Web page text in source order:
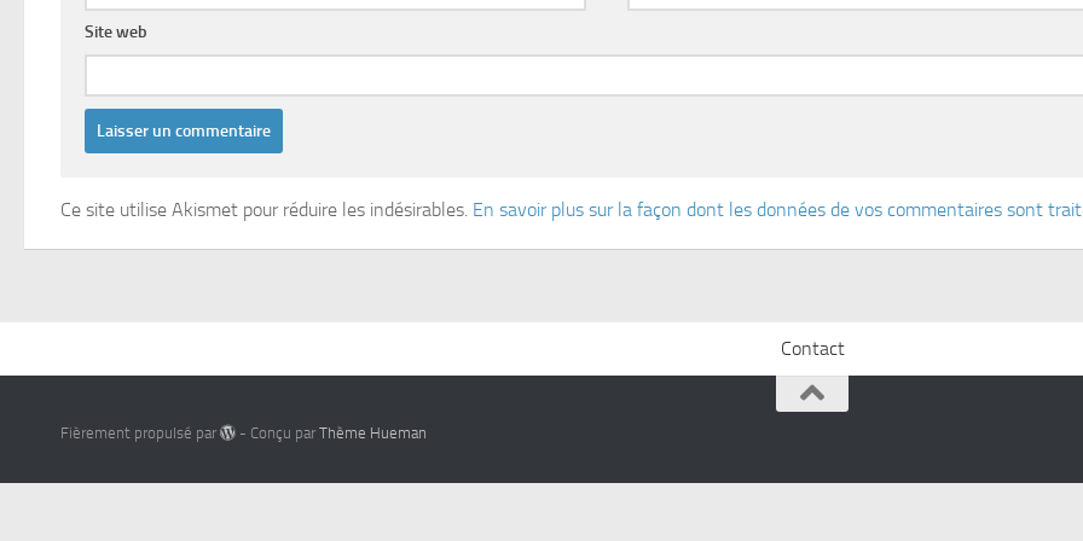
Site web
Ce site utilise Akismet pour réduire les indésirables. En savoir plus sur la façon dont les données de vos commentaires sont
Contact
Fièrement propulsé par - Conçu parThème Hueman